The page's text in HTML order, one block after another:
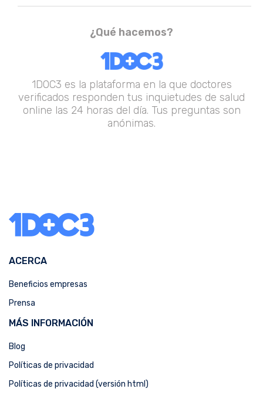
¿Qué hacemos?
1DOC3 es la plataforma en la que doctores
verificados responden tus inquietudes de salud
online las 24 horas del día. Tus preguntas son
anónimas.
ACERCA
Beneficios empresas
Prensa
MÁS INFORMACIÓN
Blog
Políticas de privacidad
Políticas de privacidad (versión html)